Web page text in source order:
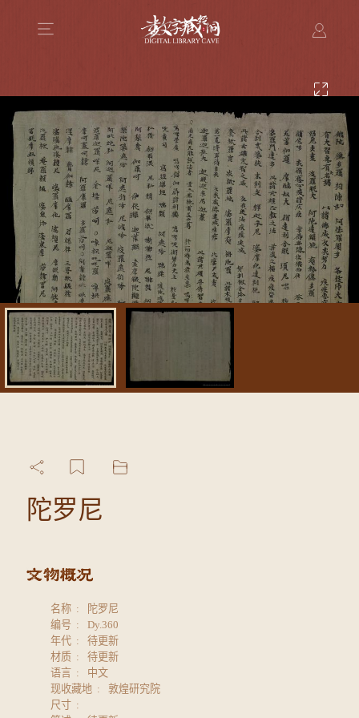
陀罗尼
名称
陀罗尼
编号
Dy.360
年代
待更新
材质
待更新
语言
中文
现收藏地
敦煌研究院
尺寸